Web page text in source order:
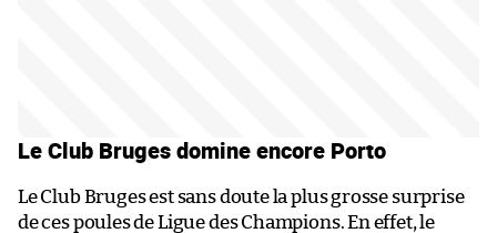
Le Club Bruges domine encore Porto
Le Club Bruges est sans doute la plus grosse surprise
de ces poules de Ligue des Champions. En effet, le